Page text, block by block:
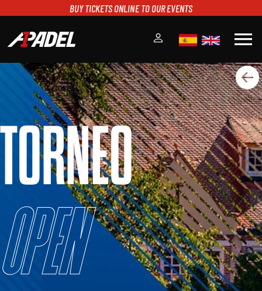
BUY TICKETS ONLINE TO OUR EVENTS
menu
A1PADEL
RANKING
CALENDARIO
TORNEOS
NOTICIAS
MULTIMEDIA
SCOREBOARD
STREAMING
TORNEO
Open